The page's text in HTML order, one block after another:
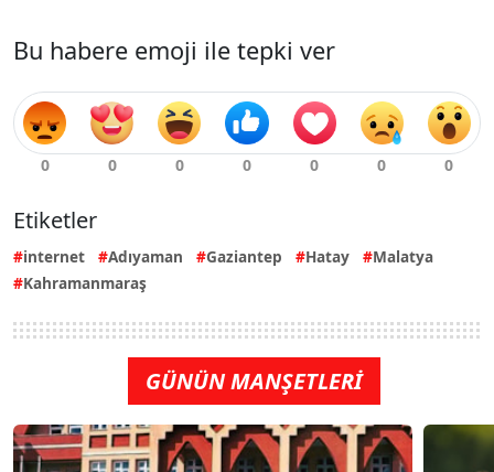
Bu habere emoji ile tepki ver
Etiketler
internet Adıyaman Gaziantep Hatay
Malatya
Kahramanmaraş
GÜNÜN MANŞETLERİ